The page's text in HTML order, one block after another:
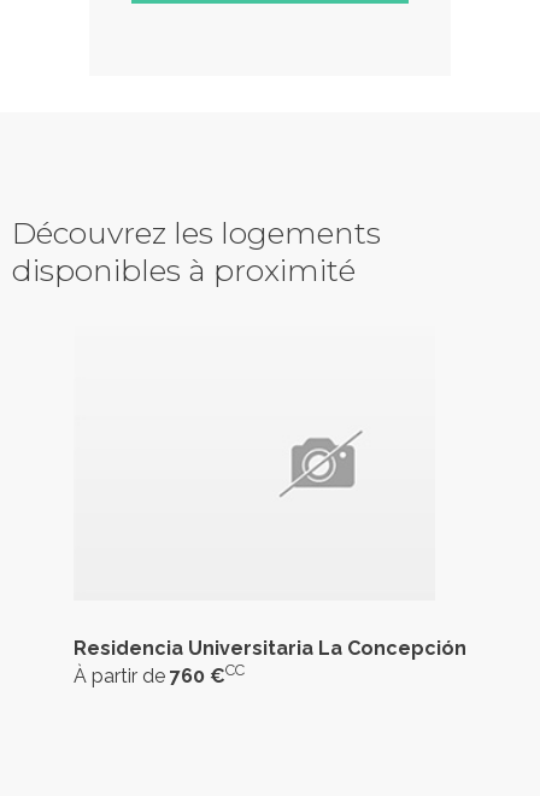
Découvrez les logements
disponibles à proximité
Residencia Universitaria La Concepción
À partir de 760 €CC